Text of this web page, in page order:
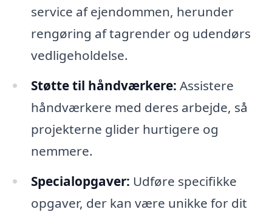
service af ejendommen, herunder
rengøring af tagrender og udendørs
vedligeholdelse.
Støtte til håndværkere: Assistere
håndværkere med deres arbejde, så
projekterne glider hurtigere og
nemmere.
Specialopgaver: Udføre specifikke
opgaver, der kan være unikke for dit